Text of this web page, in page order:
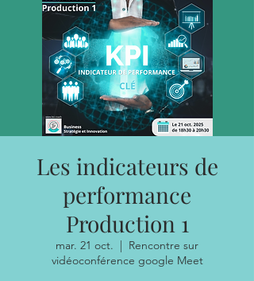
Les indicateurs de
performance
Production 1
mar. 21 oct.
  |
Rencontre sur
vidéoconférence google Meet